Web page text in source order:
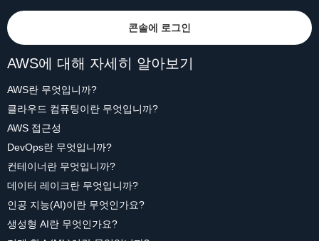
콘솔에 로그인
AWS에 대해 자세히 알아보기
AWS란 무엇입니까?
클라우드 컴퓨팅이란 무엇입니까?
AWS 접근성
DevOps란 무엇입니까?
컨테이너란 무엇입니까?
데이터 레이크란 무엇입니까?
인공 지능(AI)이란 무엇인가요?
생성형 AI란 무엇인가요?